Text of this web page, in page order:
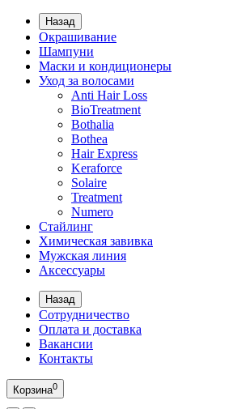
Назад
Окрашивание
Шампуни
Маски и кондиционеры
Уход за волосами
Anti Hair Loss
BioTreatment
Bothalia
Bothea
Hair Express
Keraforce
Solaire
Treatment
Numero
Стайлинг
Химическая завивка
Мужская линия
Аксессуары
Назад
Сотрудничество
Оплата и доставка
Вакансии
Контакты
Корзина0